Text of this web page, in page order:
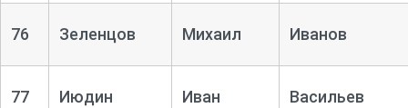
76 Зеленцов Михаил Иванов
77 Июдин Иван Васильев